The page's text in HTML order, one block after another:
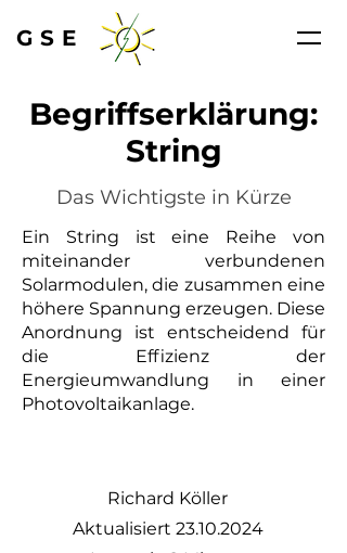
GSE
Begriffserklärung:
String
Das Wichtigste in Kürze
Ein String ist eine Reihe von
miteinander verbundenen
Solarmodulen, die zusammen eine
höhere Spannung erzeugen. Diese
Anordnung ist entscheidend für
die Effizienz der
Energieumwandlung in einer
Photovoltaikanlage.
Richard Köller
Aktualisiert 23.10.2024